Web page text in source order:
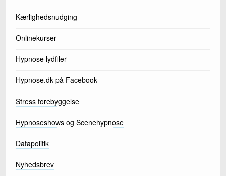
Kærlighedsnudging
Onlinekurser
Hypnose lydfiler
Hypnose.dk på Facebook
Stress forebyggelse
Hypnoseshows og Scenehypnose
Datapolitik
Nyhedsbrev